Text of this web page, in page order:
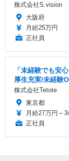
株式会社S.vision
大阪府
月給25万円
正社員
「未経験でも安
厚生充実/未経験
株式会社Tetote
東京都
月給27万円～
正社員